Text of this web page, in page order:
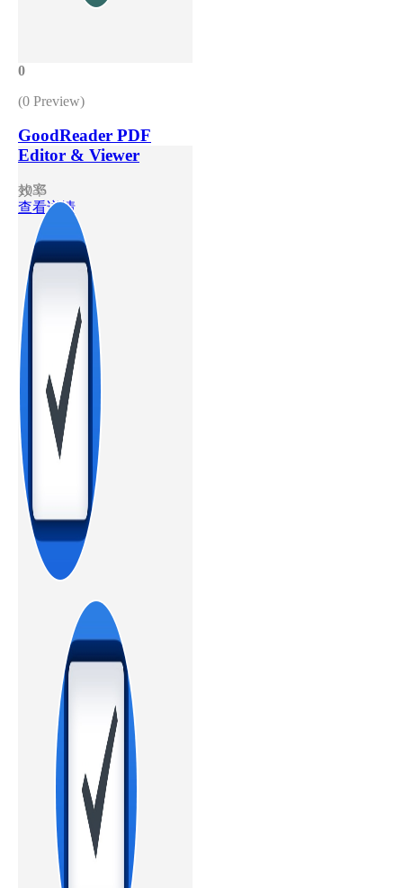
0
(0 Preview)
GoodReader PDF
Editor & Viewer
1035
查看详情
效率